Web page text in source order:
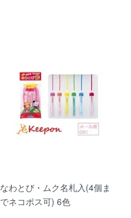
なわとび・ムク名札入(4個ま
でネコポス可) 6色